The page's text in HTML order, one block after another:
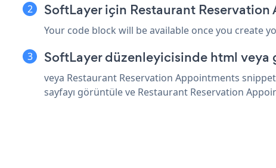
SoftLayer için Restaurant
Your code block will be available once you create
SoftLayer düzenleyicisinde html veya
veya Restaurant Reservation Appointments
sayfayı görüntüle ve Restaurant Reservation